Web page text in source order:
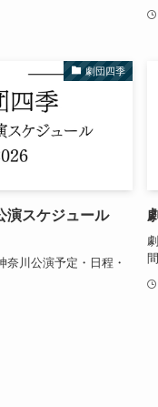
劇団四季
演スケジュール
奈川公演予定・日程・